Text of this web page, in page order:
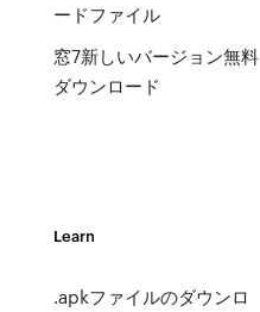
ードファイル
窓7新しいバージョン無料
ダウンロード
Learn
.apkファイルのダウンロ